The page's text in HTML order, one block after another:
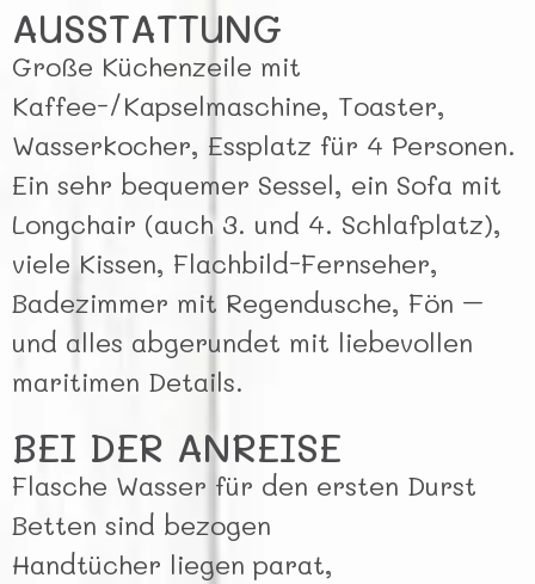
AUSSTATTUNG
Große Küchenzeile mit
Kaffee-/Kapselmaschine, Toaster,
Wasserkocher, Essplatz für 4 Personen.
Ein sehr bequemer Sessel, ein Sofa mit
Longchair (auch 3. und 4. Schlafplatz),
viele Kissen, Flachbild-Fernseher,
Badezimmer mit Regendusche, Fön –
und alles abgerundet mit liebevollen
maritimen Details.
BEI DER ANREISE
Flasche Wasser für den ersten Durst
Betten sind bezogen
Handtücher liegen parat,